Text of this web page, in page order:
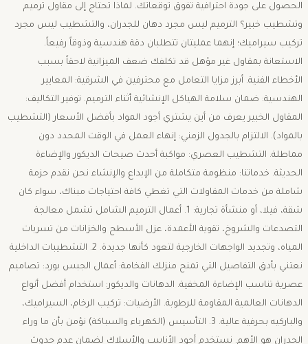
الحصول على جودة احترافية تفوق توقعاتك. ​لماذا تحتاج إلى مقاول ترميم
وتشطيب خبير؟ ​الترميم ليس مجرد دهان للجدران، والتشطيب ليس مجرد
تركيب سيراميك؛ إنهما عمليتان تتطلبان دقة هندسية وذوقاً رفيعاً.
الاستعانة بمقاول غير مؤهل قد تكلفك ضعف الميزانية لاحقاً بسبب
الأخطاء الفنية. ​أبرز مزايا التعامل مع محترفين في الشرقية: ​المعايير
الهندسية: ضمان سلامة الهياكل الإنشائية أثناء الترميم. ​توفير التكاليف:
المقاول الخبير يعرف من أين يشتري أجود المواد بأفضل الأسعار (التشطيب
بالمواد). الالتزام بالجدول الزمني: إنهاء العمل في الوقت المحدد دون
مماطلة. التشطيب العصري: مواكبة أحدث صيحات الديكور والإضاءة
الحديثة. ​خدماتنا: منظومة متكاملة من الإبداع والإنشاء ​نحن نقدم حزمة
شاملة من خدمات المقاولات التي تغطي كافة احتياجات مبناك، سواء كان
شقة، فيلا، أو منشأة تجارية: ​1. أعمال الترميم الشامل ​تشمل معالجة
التصدعات والشروخ، تقوية الأعمدة، عزل الأسطح والخزانات من تسربات
المياه، وتجديد الواجهات الخارجية لتعود كأنها جديدة. ​2. التشطيبات الداخلية ​
نعتني بأدق التفاصيل التي تمنح منزلك الفخامة: ​أعمال الجبس بورد: تصاميم
عصرية تناسب الإضاءة المخفية. ​الدهانات والديكور: استخدام أفضل أنواع
الدهانات العالمية المقاومة للرطوبة. ​الأرضيات: تركيب الرخام، السيراميك،
والباركيه بحرفية عالية. ​3. التأسيس (الكهرباء والسباكة) ​نؤمن بأن ما وراء
الجدران هو الأهم. نستخدم أجود الأنابيب والأسلاك لضمان عدم حدوث